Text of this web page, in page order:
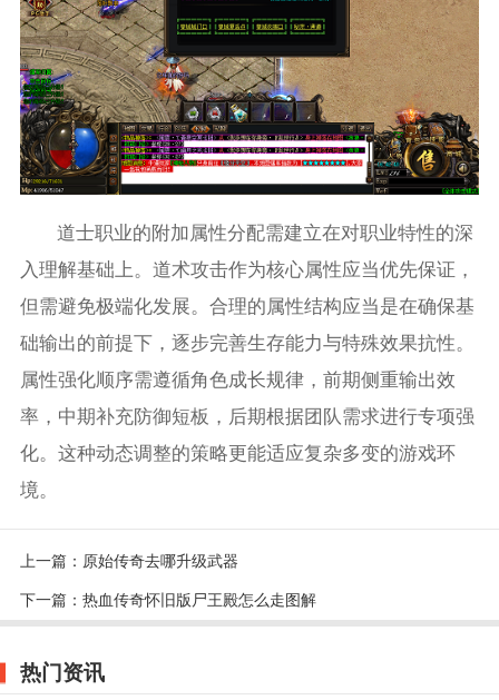
道士职业的附加属性分配需建立在对职业特性的深
入理解基础上。道术攻击作为核心属性应当优先保证，
但需避免极端化发展。合理的属性结构应当是在确保基
础输出的前提下，逐步完善生存能力与特殊效果抗性。
属性强化顺序需遵循角色成长规律，前期侧重输出效
率，中期补充防御短板，后期根据团队需求进行专项强
化。这种动态调整的策略更能适应复杂多变的游戏环
境。
上一篇： 原始传奇去哪升级武器
下一篇： 热血传奇怀旧版尸王殿怎么走图解
热门资讯